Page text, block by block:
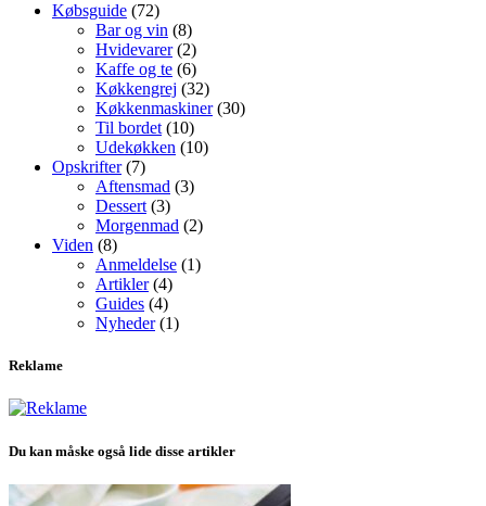
Købsguide (72)
Bar og vin (8)
Hvidevarer(2)
Kaffe og te (6)
Køkkengrej (32)
Køkkenmaskiner(30)
Til bordet (10)
Udekøkken (10)
Opskrifter(7)
Aftensmad (3)
Dessert (3)
Morgenmad (2)
Viden (8)
Anmeldelse (1)
Artikler(4)
Guides (4)
Nyheder(1)
Reklame
Du kan måske også lide disse artikler